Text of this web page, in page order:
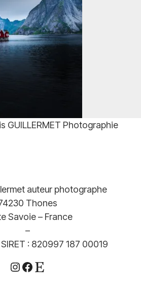
€–499,00€
:
GUILLERMET Photographie
auteur photographe
Thones
Savoie – France
–
: 820997 187 00019
Instagram
Facebook
Etsy